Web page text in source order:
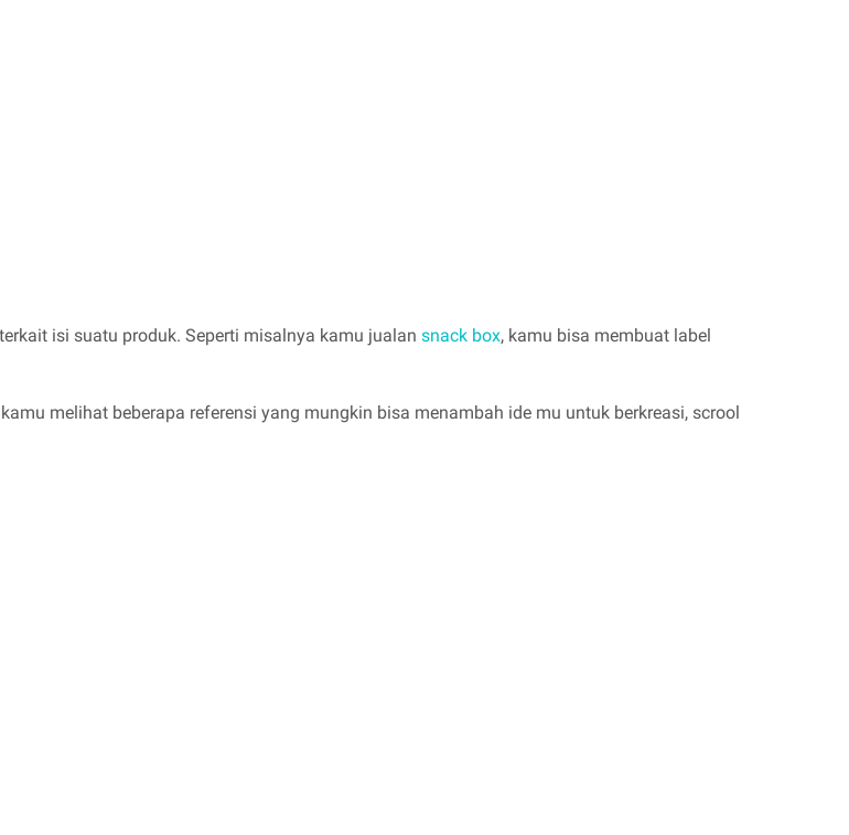
isi suatu produk. Seperti misalnya kamu jualan snack box, kamu bisa membuat label
melihat beberapa referensi yang mungkin bisa menambah ide mu untuk berkreasi, scrool